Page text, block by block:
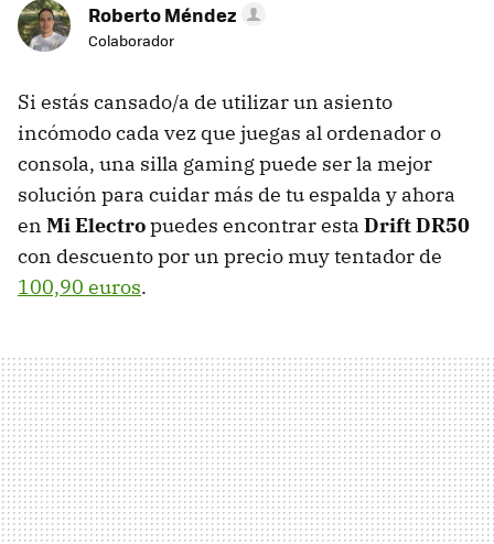
Roberto Méndez
Colaborador
Si estás cansado/a de utilizar un asiento
incómodo cada vez que juegas al ordenador o
consola, una silla gaming puede ser la mejor
solución para cuidar más de tu espalda y ahora
en Mi Electropuedes encontrar esta Drift DR50
con descuento por un precio muy tentador de
100,90 euros.